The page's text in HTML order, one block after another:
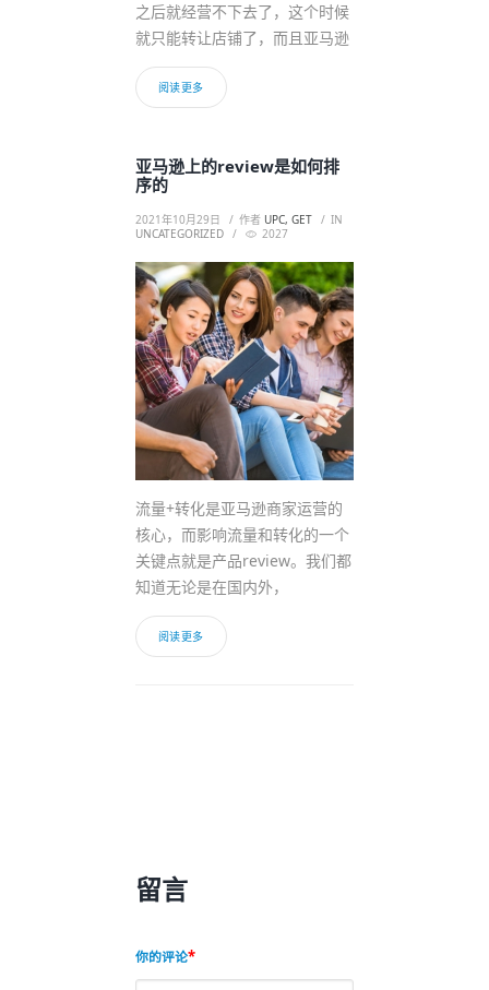
之后就经营不下去了，这个时候
就只能转让店铺了，而且亚马逊
阅读更多
亚马逊上的review是如何排
序的
2021年10月29日 作者 UPC, GET
IN
UNCATEGORIZED
2027
流量+转化是亚马逊商家运营的
核心，而影响流量和转化的一个
关键点就是产品review。我们都
知道无论是在国内外，
阅读更多
留言
你的评论